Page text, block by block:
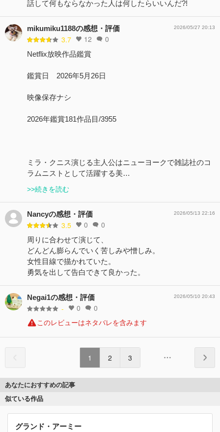
話して何もならなかった人は何したらいいんだ?!
mikumiku1188の感想・評価
3.7 12 0
2026/05/27 20:13
Netflix放映作品鑑賞
鑑賞日 2026年5月26日
映像保存ナシ
2026年鑑賞181作品目/3955
ミラ・クニス演じる主人公はニューヨークで雑誌社のコ
ラムニストとして活躍する美…
>>続きを読む
Nancyの感想・評価
3.5 0 0
2026/05/13 22:16
周りに合わせて演じて、
どんどん膨らんでいく苦しみや憎しみ。
女性目線で描かれていた。
勇気を出して告白できて良かった。
Negai1の感想・評価
- 0 0
2026/05/10 20:43
このレビューはネタバレを含みます
1 2 3
あなたにおすすめの記事
似ている作品
グランド・アーミー